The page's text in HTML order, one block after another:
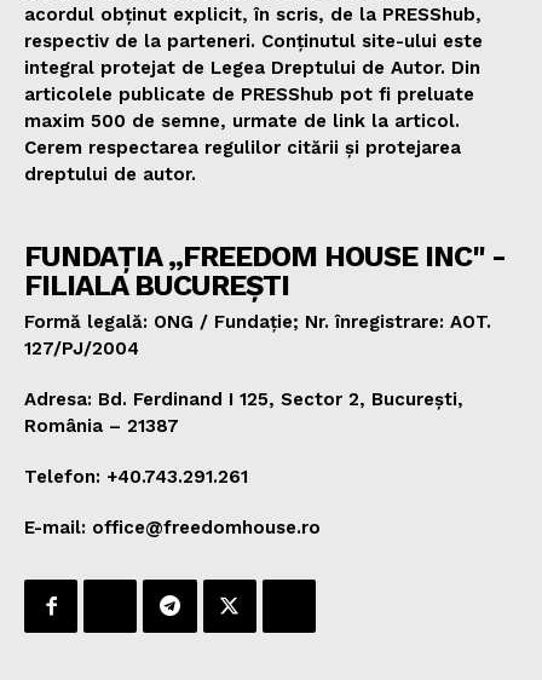
acordul obținut explicit, în scris, de la PRESShub,
respectiv de la parteneri. Conținutul site-ului este
integral protejat de Legea Dreptului de Autor. Din
articolele publicate de PRESShub pot fi preluate
maxim 500 de semne, urmate de link la articol.
Cerem respectarea regulilor citării și protejarea
dreptului de autor.
FUNDAȚIA „FREEDOM HOUSE INC" -
FILIALA BUCUREȘTI
Formă legală: ONG / Fundație; Nr. înregistrare: AOT.
127/PJ/2004
Adresa: Bd. Ferdinand I 125, Sector 2, București,
România – 21387
Telefon: +40.743.291.261
E-mail: office@freedomhouse.ro